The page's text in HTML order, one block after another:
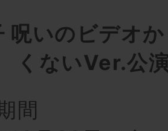
呪いのビデオ
くないVer.公
間